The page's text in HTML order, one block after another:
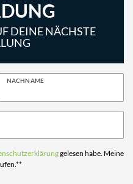
DEINE NÄCHSTE
NACHNAME
gelesen habe. Meine